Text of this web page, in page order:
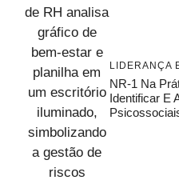
LIDERANÇA
NR-1 Na
Identificar E